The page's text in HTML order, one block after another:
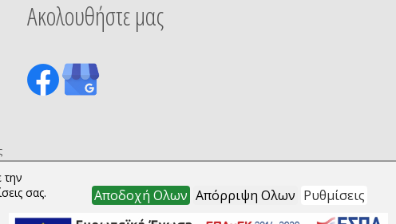
Ακολουθήστε μας
την
σας.
Αποδοχή Ολων Απόρριψη Ολων Ρυθμίσεις